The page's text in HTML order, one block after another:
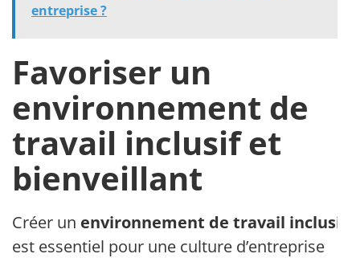
entreprise ?
Favoriser un
environnement de
travail inclusif et
bienveillant
Créer un environnement de travail inclusif
est essentiel pour une culture d’entreprise